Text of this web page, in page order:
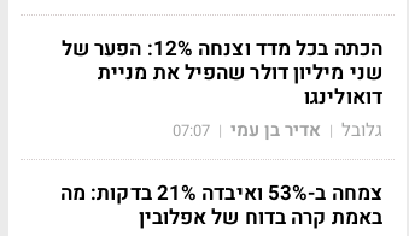
הכתה בכל מדד וצנחה 12%: הפער של
שני מיליון דולר שהפיל את מניית
דואולינגו
גלובל | אדיר בן עמי |
07:07
צמחה ב-53% ואיבדה 21% בדקות: מה
באמת קרה בדוח של אפלובין